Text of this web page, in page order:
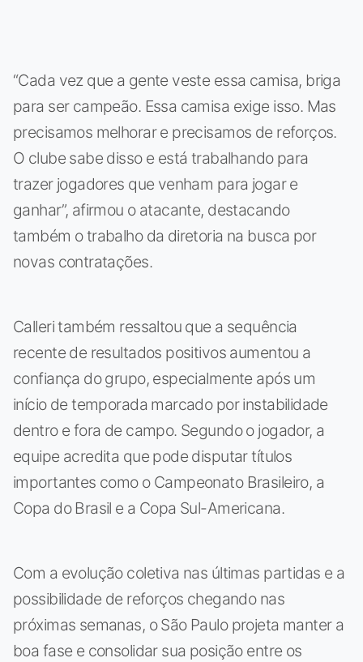
“Cada vez que a gente veste essa camisa, briga
para ser campeão. Essa camisa exige isso. Mas
precisamos melhorar e precisamos de reforços.
O clube sabe disso e está trabalhando para
trazer jogadores que venham para jogar e
ganhar”, afirmou o atacante, destacando
também o trabalho da diretoria na busca por
novas contratações.
Calleri também ressaltou que a sequência
recente de resultados positivos aumentou a
confiança do grupo, especialmente após um
início de temporada marcado por instabilidade
dentro e fora de campo. Segundo o jogador, a
equipe acredita que pode disputar títulos
importantes como o Campeonato Brasileiro, a
Copa do Brasil e a Copa Sul-Americana.
Com a evolução coletiva nas últimas partidas e a
possibilidade de reforços chegando nas
próximas semanas, o São Paulo projeta manter a
boa fase e consolidar sua posição entre os